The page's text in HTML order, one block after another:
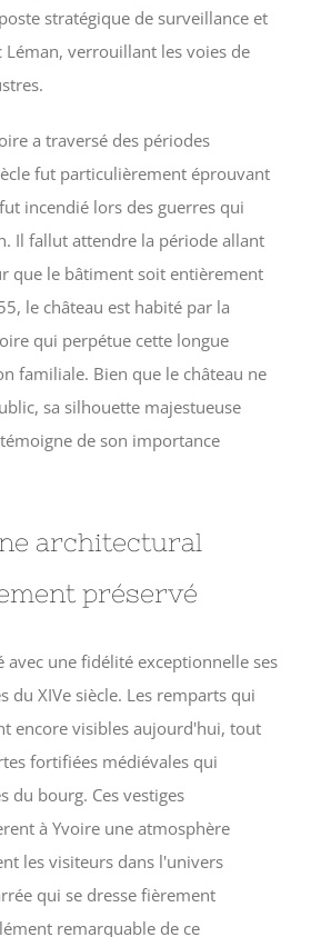
stratégique de surveillance et
Léman, verrouillant les voies de
a traversé des périodes
fut particulièrement éprouvant
incendié lors des guerres qui
Il fallut attendre la période allant
que le bâtiment soit entièrement
le château est habité par la
qui perpétue cette longue
familiale. Bien que le château ne
sa silhouette majestueuse
de son importance
architectural
préservé
avec une fidélité exceptionnelle ses
du XIVe siècle. Les remparts qui
encore visibles aujourd'hui, tout
fortifiées médiévales qui
du bourg. Ces vestiges
à Yvoire une atmosphère
les visiteurs dans l'univers
qui se dresse fièrement
remarquable de ce